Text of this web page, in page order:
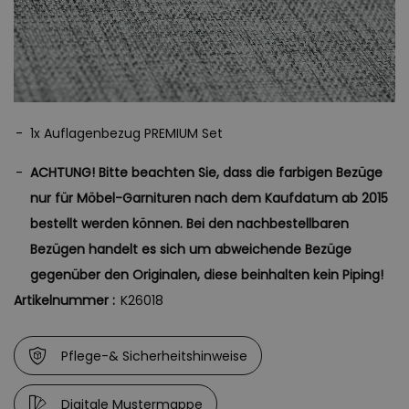
Erhältlich in einer breiten Palette der schönsten Farben, bieten
unsere Bezüge die perfekte Möglichkeit, Ihren Innen- und
Außenbereichen eine frische, sommerliche Atmosphäre zu
verleihen. Ob sanfte Pastelltöne oder kräftige, lebendige Farben –
bei uns finden Sie die passende Option, um Ihre Wohnbereiche
stilvoll zu gestalten.
hochwertigen Auflagenbezügen und genießen Sie den Sommer in
vollen Zügen.
1x Auflagenbezug PREMIUM Set
ACHTUNG! Bitte beachten Sie, dass die farbigen Bezüge
nur für Möbel-Garnituren nach dem Kaufdatum ab 2015
bestellt werden können. Bei den nachbestellbaren
Bezügen handelt es sich um abweichende Bezüge
gegenüber den Originalen, diese beinhalten kein Piping!
Artikelnummer : K26018
Pflege-& Sicherheitshinweise
Digitale Mustermappe